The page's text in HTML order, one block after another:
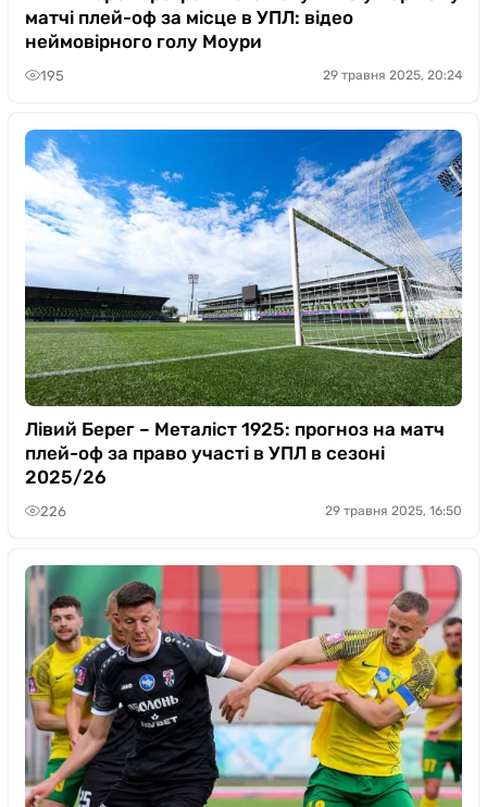
матчі плей-оф за місце в УПЛ: відео
неймовірного голу Моури
195 29 травня 2025, 20:24
Лівий Берег – Металіст 1925: прогноз на матч
плей-оф за право участі в УПЛ в сезоні
2025/26
226 29 травня 2025, 16:50